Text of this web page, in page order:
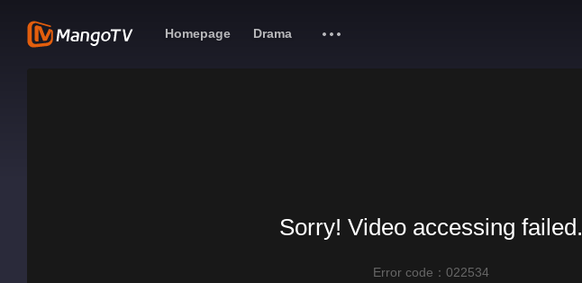
Homepage Drama
Sorry! Video accessing failed.
Error code：022534